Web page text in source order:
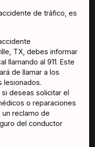
de tráfico, es
TX, debes informar
llamando al 911. Este
de llamar a los
lesionados.
deseas solicitar el
o reparaciones
reclamo de
del conductor